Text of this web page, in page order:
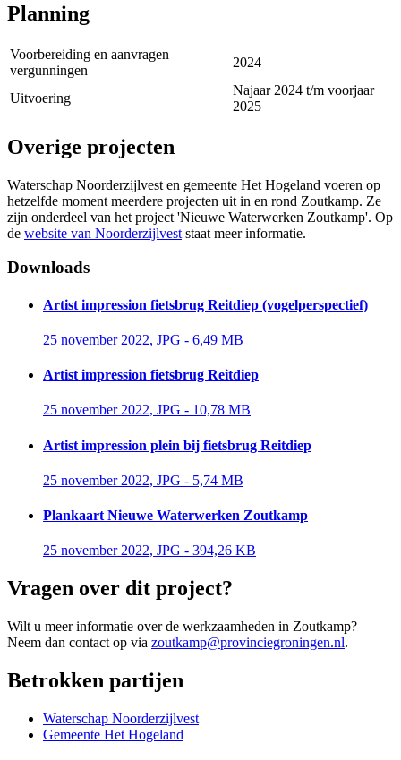
Planning
Voorbereiding en aanvragen
vergunningen
2024
Uitvoering
Najaar 2024 t/m voorjaar
2025
Overige projecten
Waterschap Noorderzijlvest en gemeente Het Hogeland voeren op
hetzelfde moment meerdere projecten uit in en rond Zoutkamp. Ze
zijn onderdeel van het project 'Nieuwe Waterwerken Zoutkamp'. Op
de website van Noorderzijlvest staat meer informatie.
Downloads
Artist impression fietsbrug Reitdiep (vogelperspectief)
25 november 2022, JPG - 6,49 MB
Artist impression fietsbrug Reitdiep
25 november 2022, JPG - 10,78 MB
Artist impression plein bij fietsbrug Reitdiep
25 november 2022, JPG - 5,74 MB
Plankaart Nieuwe Waterwerken Zoutkamp
25 november 2022, JPG - 394,26 KB
Vragen over dit project?
Wilt u meer informatie over de werkzaamheden in Zoutkamp?
Neem dan contact op via zoutkamp@provinciegroningen.nl.
Betrokken partijen
Waterschap Noorderzijlvest
Gemeente Het Hogeland